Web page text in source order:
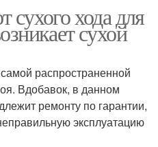
хода для
сухой
распространенной
Вдобавок, в данном
ремонту по гарантии,
эксплуатацию